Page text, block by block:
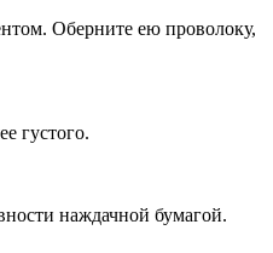
Оберните ею проволоку,
густого.
наждачной бумагой.